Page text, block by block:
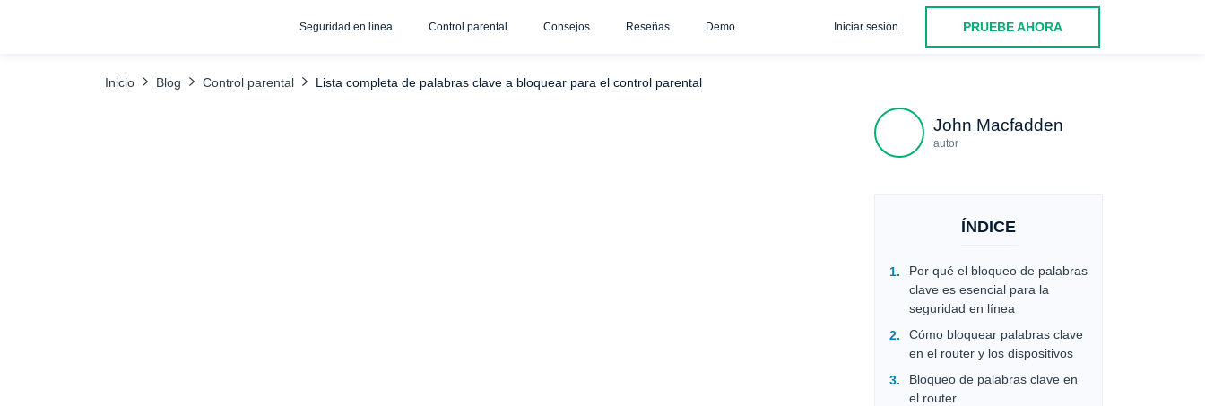
Seguridad en línea Control parental Consejos Reseñas Demo Iniciar sesión PRUEBE AHORA
Inicio Blog Control parental Lista completa de palabras clave a bloquear para el control parental
John Macfadden
autor
ÍNDICE
Por qué el bloqueo de palabras
clave es esencial para la
seguridad en línea
Cómo bloquear palabras clave
en el router y los dispositivos
Bloqueo de palabras clave en
el router
Palabras clave del juego (más de 40 términos) Palabras clave sobre incitación al odio y extremismo (más de 60 términos) Palabras clave para eludir las redes